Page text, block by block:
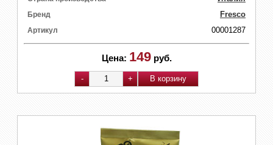
Бренд Fresco
Артикул 00001287
Цена: 149 руб.